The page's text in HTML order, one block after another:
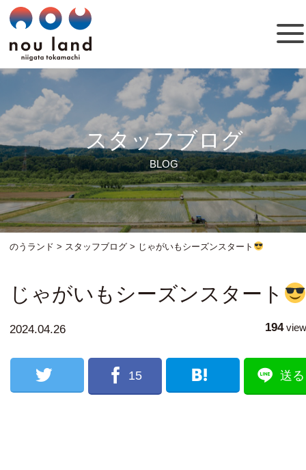
スタッフブログ
BLOG
のうランド > スタッフブログ > じゃがいもシーズンスタート
じゃがいもシーズンスタート
2024.04.26 194view
15 送る